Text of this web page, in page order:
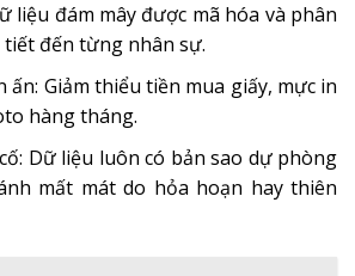
liệu đám mây được mã hóa và phân
tiết đến từng nhân sự.
ấn: Giảm thiểu tiền mua giấy, mực in
hàng tháng.
Dữ liệu luôn có bản sao dự phòng
mất mát do hỏa hoạn hay thiên